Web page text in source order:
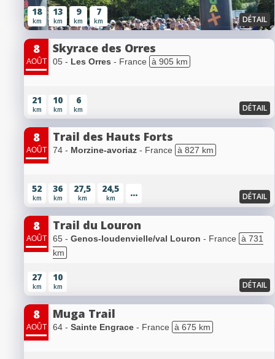
18
km
13
km
9
km
7
km DÉTAIL
8
AOÛT
Skyrace des Orres
05 - Les Orres - France à 905 km
21
km
10
km
6
km DÉTAIL
8
AOÛT
Trail des Hauts Forts
74 - Morzine-avoriaz - France à 827 km
52
km
36
km
27,5
km
24,5
km ... DÉTAIL
8
AOÛT
Trail du Louron
65 - Genos-loudenvielle/val Louron - France à 731
km
27
km
10
km DÉTAIL
8
AOÛT
Muga Trail
64 - Sainte Engrace - France à 675 km